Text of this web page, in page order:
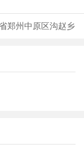
郑州中原区沟赵乡